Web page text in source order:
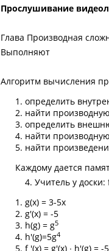
Прослушивание
Глава Производная
Выполняют
Алгоритм вычисления
определить
найти
определить
найти
найти
Каждому дается
4. Учитель у доски:
g(x) = 3-5x
g'(x) = -5
h(g) = g5
h'(g)=5g4
f '(x) = g'(x) ∙ h'(g) = -